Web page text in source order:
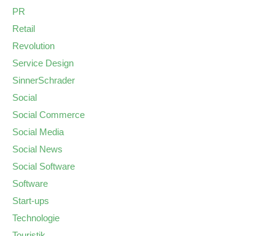
PR
Retail
Revolution
Service Design
SinnerSchrader
Social
Social Commerce
Social Media
Social News
Social Software
Software
Start-ups
Technologie